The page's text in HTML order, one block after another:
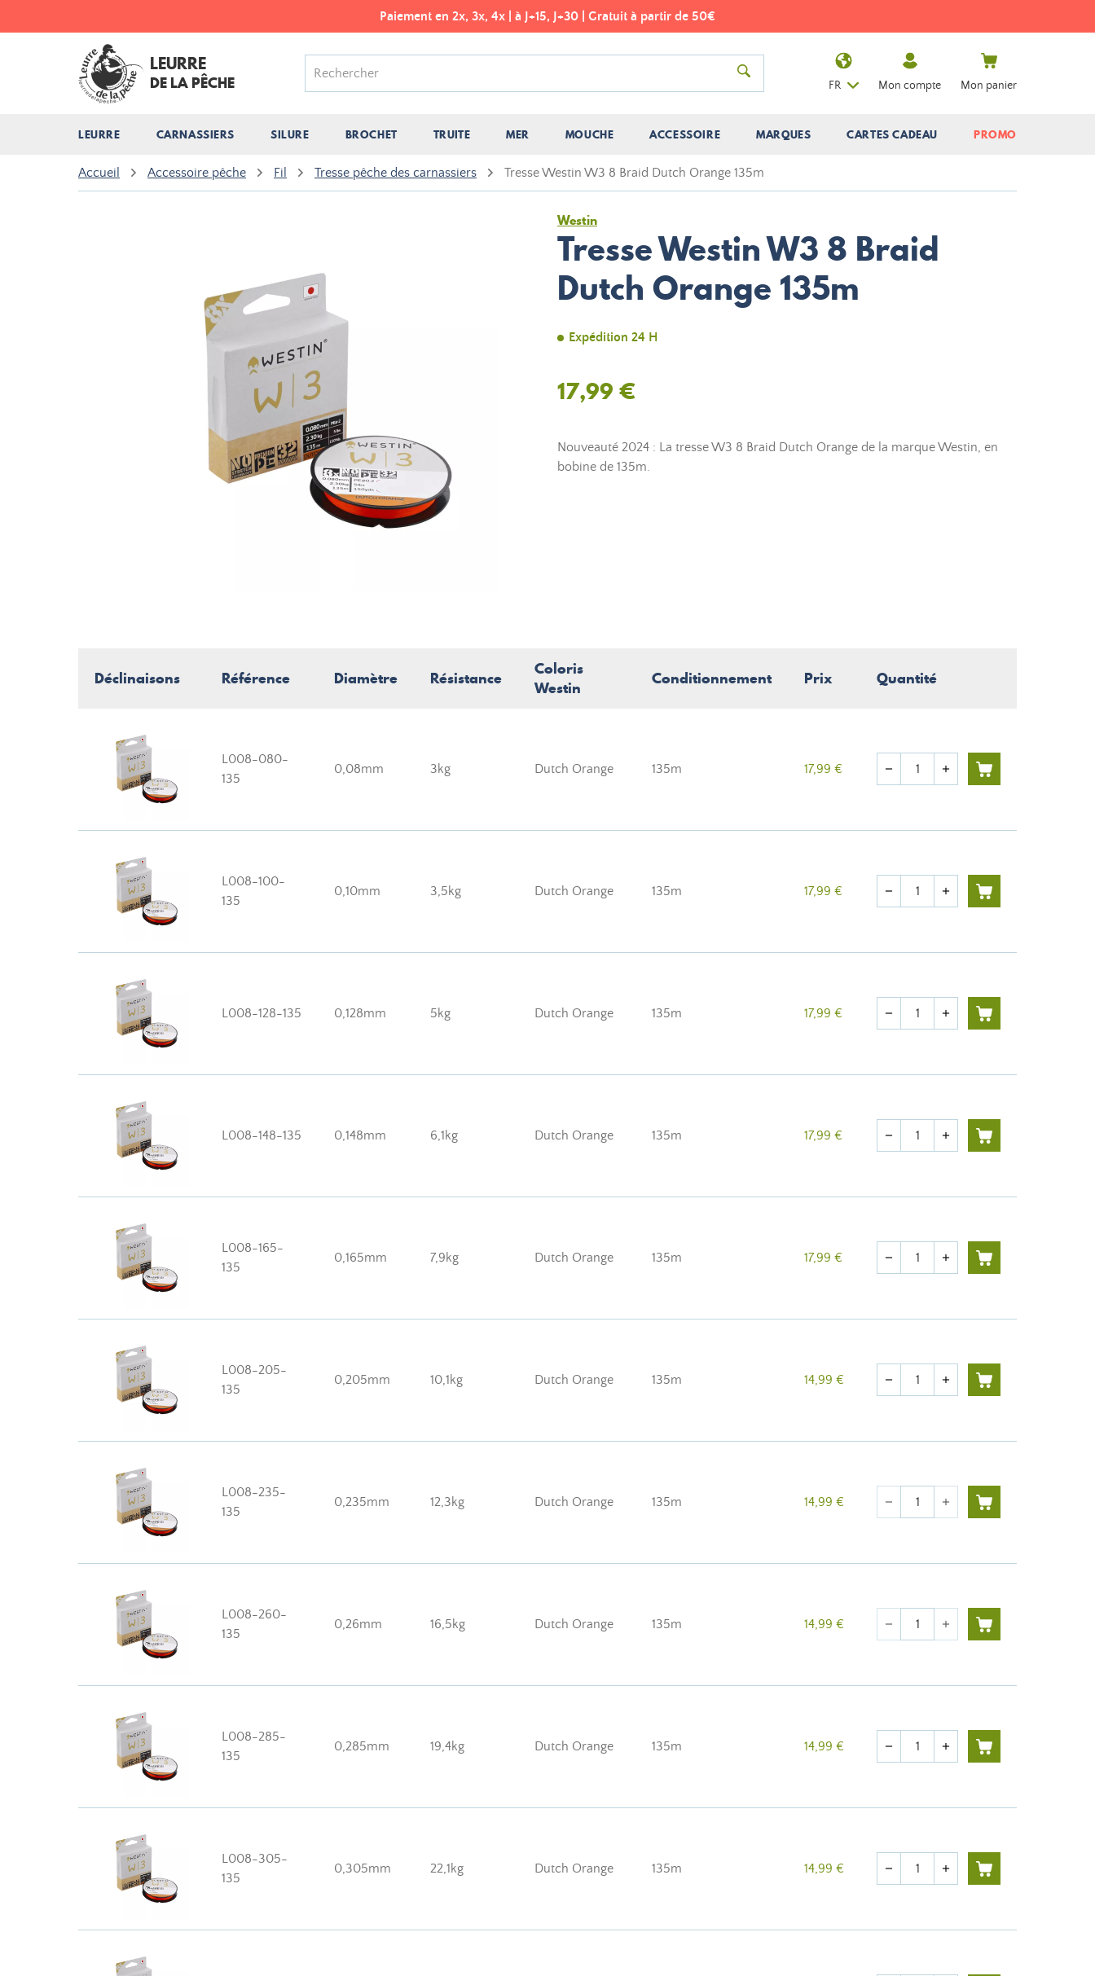
Paiement en 2x, 3x, 4x | à J+15, J+30 | Gratuit à partir de 50€
LEURRE
DE LA PÊCHE
LEURRE CARNASSIERS SILURE BROCHET TRUITE MER MOUCHE ACCESSOIRE MARQUES CARTES CADEAU PROMO
FR Mon compte Mon panier
Accueil Accessoire pêche Fil Tresse pêche des carnassiers Tresse Westin W3 8 Braid Dutch Orange 135m
Westin
Tresse Westin W3 8 Braid
Dutch Orange 135m
Expédition 24 H
17,99 €
Nouveauté 2024 : La tresse W3 8 Braid Dutch Orange de la marque Westin, en
bobine de 135m.
Déclinaisons Référence Diamètre Résistance
Coloris
Westin
Conditionnement Prix Quantité
L008-080-
135
0,08mm 3kg Dutch Orange 135m 17,99 € Quantité
remove add
L008-100-
135
0,10mm 3,5kg Dutch Orange 135m 17,99 € Quantité
remove add
L008-128-135 0,128mm 5kg Dutch Orange 135m 17,99 € Quantité
remove add
L008-148-135 0,148mm 6,1kg Dutch Orange 135m 17,99 € Quantité
remove add
L008-165-
135
0,165mm 7,9kg Dutch Orange 135m 17,99 € Quantité
remove add
L008-205-
135
0,205mm 10,1kg Dutch Orange 135m 14,99 € Quantité
remove add
L008-235-
135
0,235mm 12,3kg Dutch Orange 135m 14,99 € Quantité
remove add
L008-260-
135
0,26mm 16,5kg Dutch Orange 135m 14,99 € Quantité
remove add
L008-285-
135
0,285mm 19,4kg Dutch Orange 135m 14,99 € Quantité
remove add
L008-305-
135
0,305mm 22,1kg Dutch Orange 135m 14,99 € Quantité
remove add